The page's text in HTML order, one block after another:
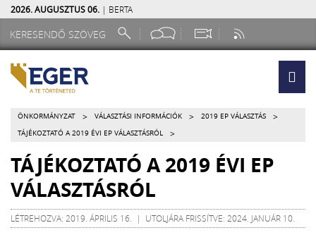
2026. AUGUSZTUS 06. | BERTA
ÖNKORMÁNYZAT > VÁLASZTÁSI INFORMÁCIÓK > 2019 EP VÁLASZTÁS >
TÁJÉKOZTATÓ A 2019 ÉVI EP VÁLASZTÁSRÓL >
TÁJÉKOZTATÓ A 2019 ÉVI EP
VÁLASZTÁSRÓL
LÉTREHOZVA: 2019. ÁPRILIS 16. | UTOLJÁRA FRISSÍTVE: 2024. JANUÁR 10.